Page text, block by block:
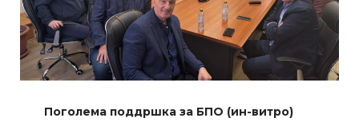
Поголема поддршка за БПО (ин-витро)